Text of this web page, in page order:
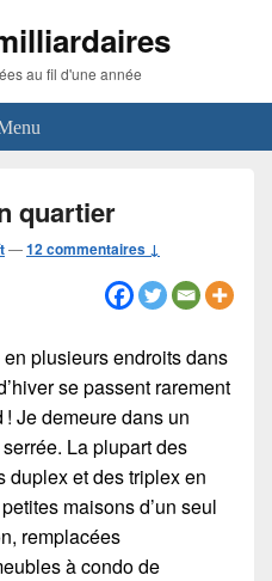
au fil d'une année
quartier
—12 commentaires ↓
plusieurs endroits dans
se passent rarement
! Je demeure dans un
La plupart des
duplex et des triplex en
maisons d’un seul
remplacées
à condo de